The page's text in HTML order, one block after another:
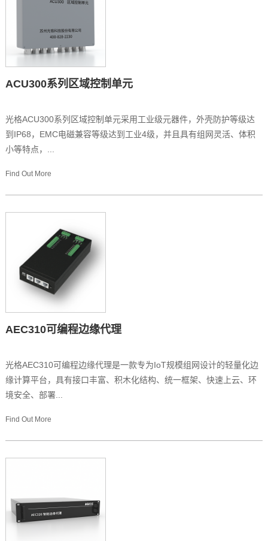
ACU300系列区域控制单元
光格ACU300系列区域控制单元采用工业级元器件，外壳防护等级达
到IP68，EMC电磁兼容等级达到工业4级，并且具有组网灵活、体积
小等特点，...
Find Out More
AEC310可编程边缘代理
光格AEC310可编程边缘代理是一款专为IoT规模组网设计的轻量化边
缘计算平台，具有接口丰富、积木化结构、统一框架、快速上云、环
境安全、部署...
Find Out More